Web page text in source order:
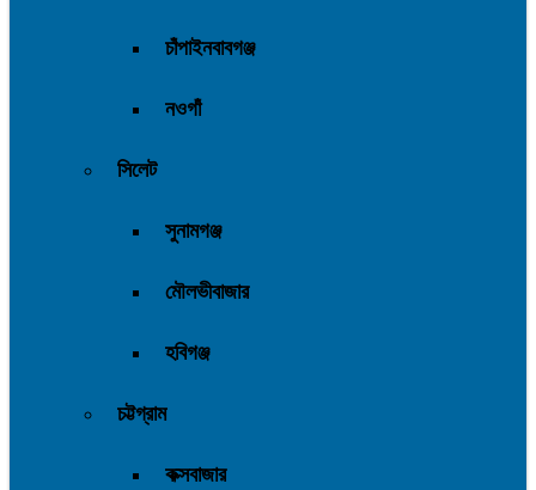
চাঁপাইনবাবগঞ্জ
নওগাঁ
সিলেট
সুনামগঞ্জ
মৌলভীবাজার
হবিগঞ্জ
চট্টগ্রাম
কক্সবাজার